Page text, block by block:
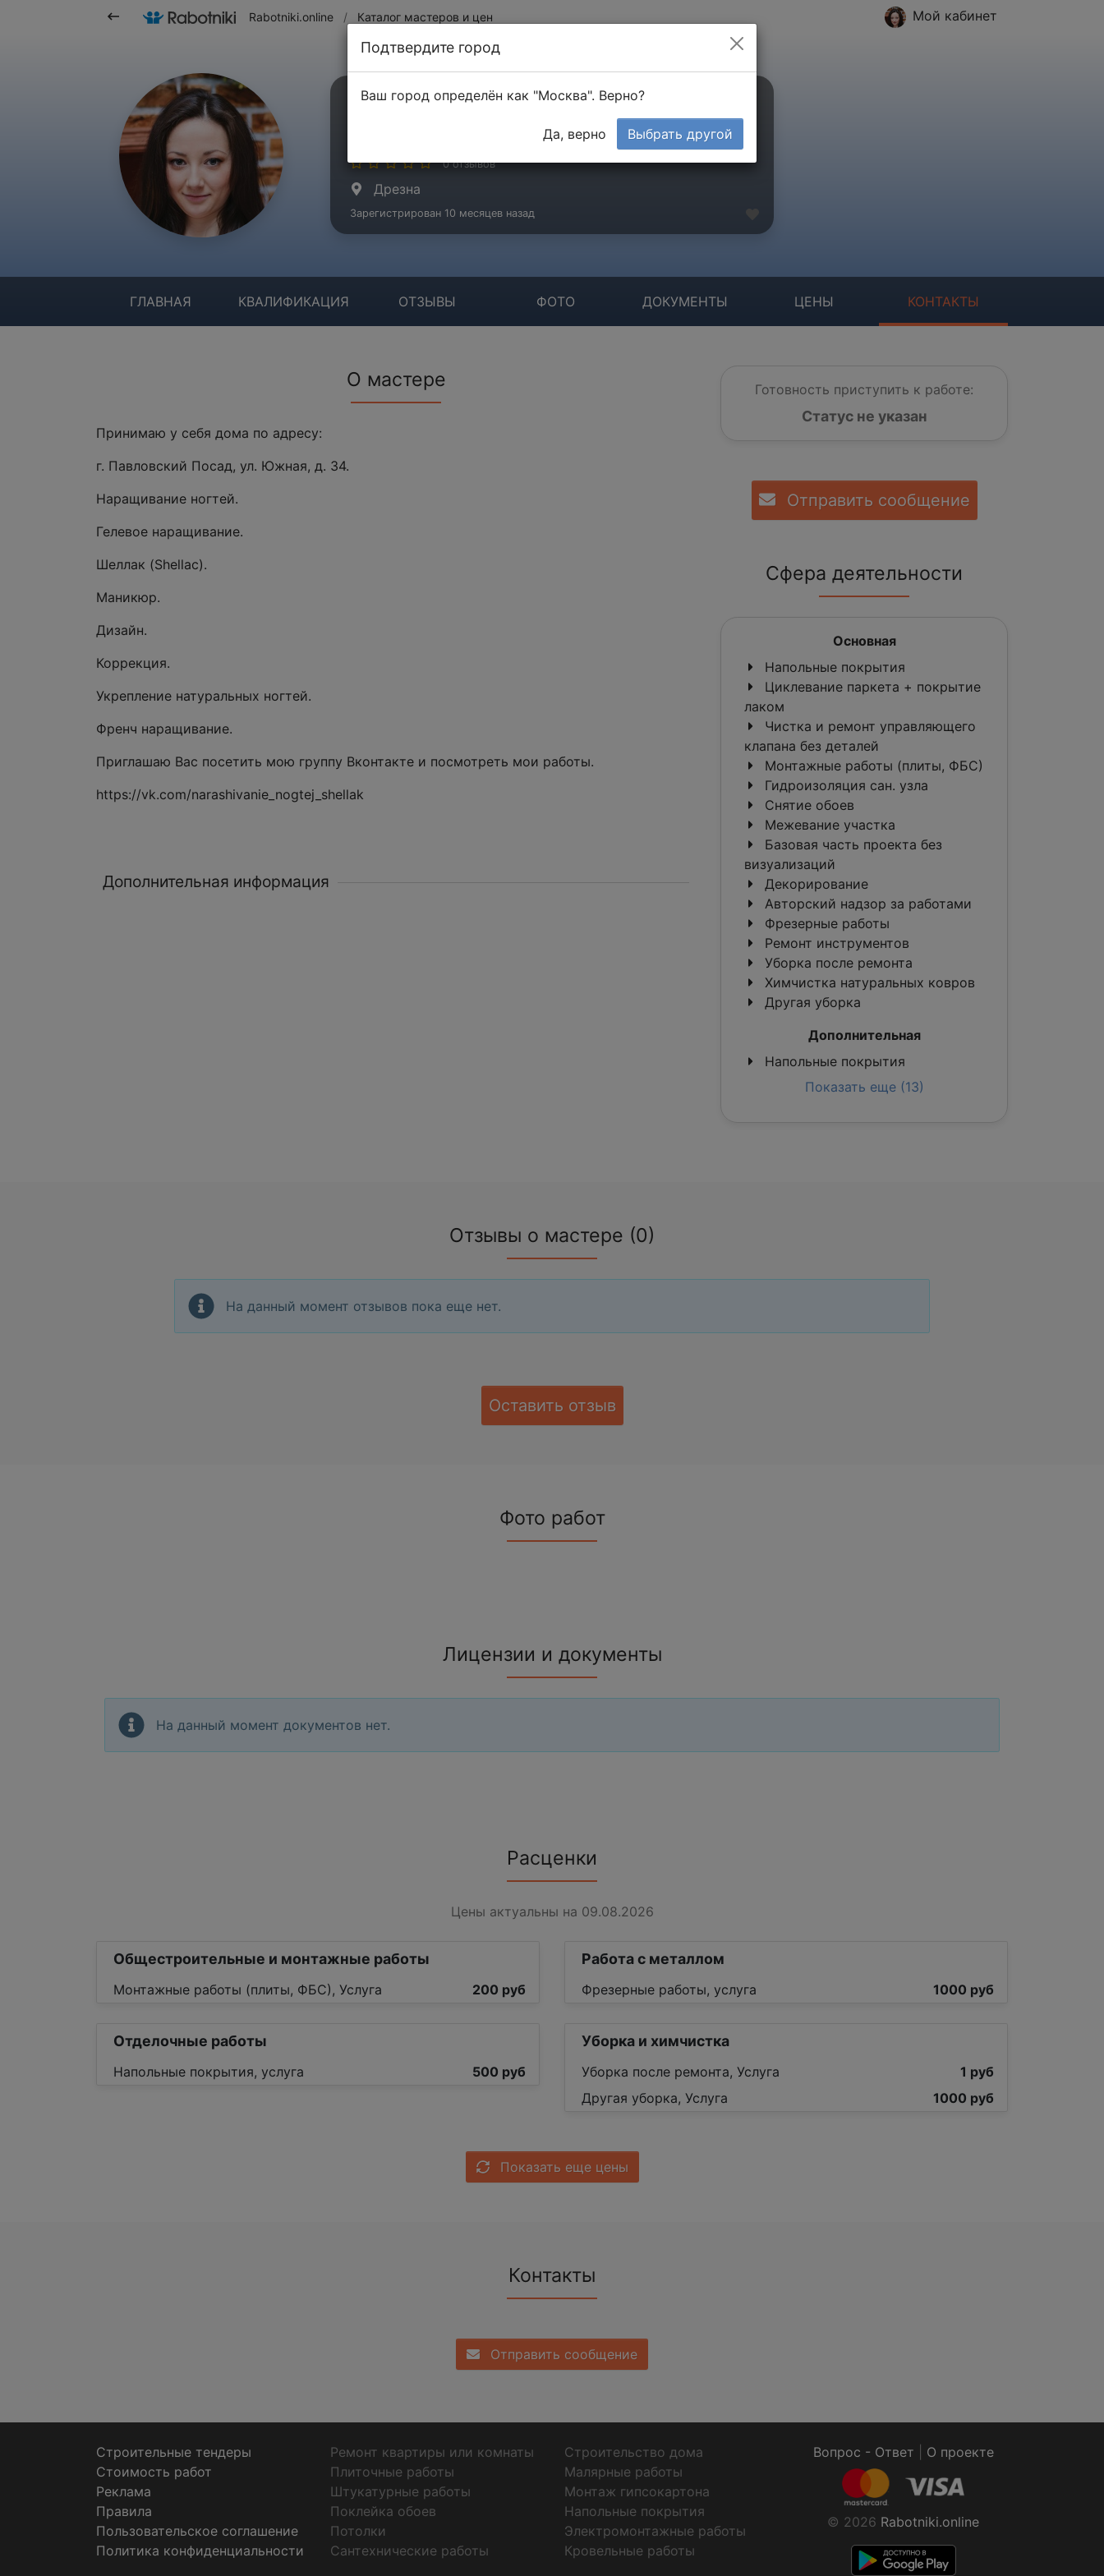
Rabotniki.online / Каталог мастеров и цен Мой кабинет
Оськина Екатерина
0 отзывов
Дрезна
Зарегистрирован 10 месяцев назад
ГЛАВНАЯ КВАЛИФИКАЦИЯ ОТЗЫВЫ ФОТО ДОКУМЕНТЫ ЦЕНЫ КОНТАКТЫ
О мастере
Принимаю у себя дома по адресу:
г. Павловский Посад, ул. Южная, д. 34.
Наращивание ногтей.
Гелевое наращивание.
Шеллак (Shellac).
Маникюр.
Дизайн.
Коррекция.
Укрепление натуральных ногтей.
Френч наращивание.
Приглашаю Вас посетить мою группу Вконтакте и посмотреть мои работы.
https://vk.com/narashivanie_nogtej_shellak
Дополнительная информация
Готовность приступить к работе:
Статус не указан
Отправить сообщение
Сфера деятельности
Основная
Напольные покрытия
Циклевание паркета + покрытие
лаком
Чистка и ремонт управляющего
клапана без деталей
Монтажные работы (плиты, ФБС)
Гидроизоляция сан. узла
Снятие обоев
Межевание участка
Базовая часть проекта без
визуализаций
Декорирование
Авторский надзор за работами
Фрезерные работы
Ремонт инструментов
Уборка после ремонта
Химчистка натуральных ковров
Другая уборка
Дополнительная
Напольные покрытия
Показать еще (13)
Отзывы о мастере (0)
На данный момент отзывов пока еще нет.
Оставить отзыв
Фото работ
Лицензии и документы
На данный момент документов нет.
Расценки
Цены актуальны на 09.08.2026
Общестроительные и монтажные работы
Монтажные работы (плиты, ФБС), Услуга 200 руб
Отделочные работы
Напольные покрытия, услуга 500 руб
Работа с металлом
Фрезерные работы, услуга 1000 руб
Уборка и химчистка
Уборка после ремонта, Услуга
1 руб
Другая уборка, Услуга
1000 руб
Показать еще цены
Контакты
Отправить сообщение
Строительные тендеры
Стоимость работ
Реклама
Правила
Пользовательское соглашение
Политика конфиденциальности
Ремонт квартиры или комнаты
Строительство дома
Плиточные работы
Малярные работы
Штукатурные работы
Монтаж гипсокартона
Поклейка обоев
Напольные покрытия
Потолки
Электромонтажные работы
Сантехнические работы
Кровельные работы
Вопрос - Ответ О проекте
© 2026 Rabotniki.online
Подтвердите город
Ваш город определён как "Москва". Верно?
Да, верно Выбрать другой